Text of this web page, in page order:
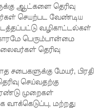
ஆட்களை தெரிவு
செயற்பட வேண்டிய
வழிகாட்டல்கள்
பெரும்பான்மை
தெரிவு
மேயர், பிரதி
செய்வதற்கு
முறைகள்
மற்றது